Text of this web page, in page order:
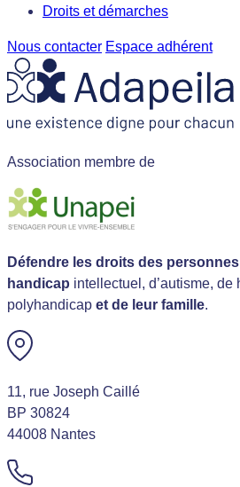
Droits et démarches
Nous contacter Espace adhérent
Association membre de
Défendre les droits des
handicap intellectuel, d’autisme,
polyhandicap et de leur famille.
11, rue Joseph Caillé
BP 30824
44008 Nantes